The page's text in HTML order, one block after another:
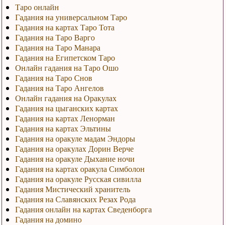
Таро онлайн
Гадания на универсальном Таро
Гадания на картах Таро Тота
Гадания на Таро Варго
Гадания на Таро Манара
Гадания на Египетском Таро
Онлайн гадания на Таро Ошо
Гадания на Таро Снов
Гадания на Таро Ангелов
Онлайн гадания на Оракулах
Гадания на цыганских картах
Гадания на картах Ленорман
Гадания на картах Эльтины
Гадания на оракуле мадам Эндоры
Гадания на оракулах Дорин Верче
Гадания на оракуле Дыхание ночи
Гадания на картах оракула Симболон
Гадания на оракуле Русская сивилла
Гадания Мистический хранитель
Гадания на Славянских Резах Рода
Гадания онлайн на картах Сведенборга
Гадания на домино